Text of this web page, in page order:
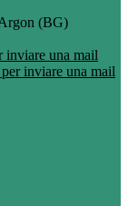
(BG)
inviare una mail
inviare una mail